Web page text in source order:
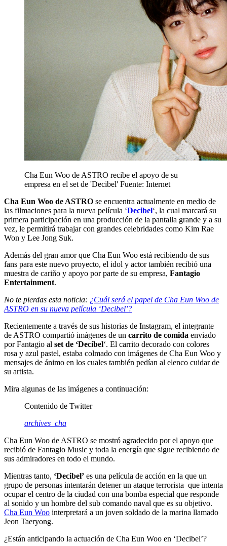
Cha Eun Woo de ASTRO recibe el apoyo de su
empresa en el set de 'Decibel' Fuente: Internet
Cha Eun Woo de ASTRO se encuentra actualmente en medio de
las filmaciones para la nueva película ‘Decibel‘, la cual marcará su
primera participación en una producción de la pantalla grande y a su
vez, le permitirá trabajar con grandes celebridades como Kim Rae
Won y Lee Jong Suk.
Además del gran amor que Cha Eun Woo está recibiendo de sus
fans para este nuevo proyecto, el idol y actor también recibió una
muestra de cariño y apoyo por parte de su empresa, Fantagio
Entertainment.
No te pierdas esta noticia: ¿Cuál será el papel de Cha Eun Woo de
ASTRO en su nueva película ‘Decibel’?
Recientemente a través de sus historias de Instagram, el integrante
de ASTRO compartió imágenes de un carrito de comida enviado
por Fantagio al set de ‘Decibel‘. El carrito decorado con colores
rosa y azul pastel, estaba colmado con imágenes de Cha Eun Woo y
mensajes de ánimo en los cuales también pedían al elenco cuidar de
su artista.
Mira algunas de las imágenes a continuación:
Contenido de Twitter
archives_cha
Cha Eun Woo de ASTRO se mostró agradecido por el apoyo que
recibió de Fantagio Music y toda la energía que sigue recibiendo de
sus admiradores en todo el mundo.
Mientras tanto, ‘Decibel’ es una película de acción en la que un
grupo de personas intentarán detener un ataque terrorista que intenta
ocupar el centro de la ciudad con una bomba especial que responde
al sonido y un hombre del sub comando naval que es su objetivo.
Cha Eun Woo interpretará a un joven soldado de la marina llamado
Jeon Taeryong.
¿Están anticipando la actuación de Cha Eun Woo en ‘Decibel’?